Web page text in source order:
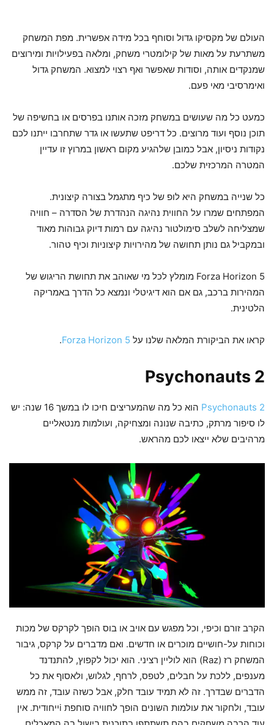
העולם של מקסיקו גדול וסוחף בכל מידה אפשרית. מפת המשחק
משתרעת על מאות של קילומטרי משחק, ומלאה בפעילויות ומירוצים
שמנקדים אותה, וסודות שאפשר ואף רצוי למצוא. המשחק גדול
ואימרסיבי מאי פעם.
כמעט כל מה שעושים במשחק מזכה אותנו בפרסים או בחשיפה של
תוכן נוסף ועוד מרוצים. כל דריפט שתעשו או גדר שתחרבו ייתנו לכם
נקודות ניסיון, אבל כמובן שלהגיע מקום ראשון במרוץ זו עדיין
המטרה המרכזית שלכם.
כל שנייה במשחק היא לופ של כיף מתגמל בצורה קיצונית.
המפתחים שמרו על החווית נהיגה הנהדרת של הסדרה – חוויה
שמצליחה לשלב סימולטור נהיגה עם רמות דיוק גבוהות מאוד
ובמקביל גם נותן תחושה של מהירויות קיצוניות וכיף טהור.
Forza Horizon 5 מומלץ לכל מי שאוהב את תחושת הריגוש של
המהירות ברכב, גם אם הוא דיגיטלי ונמצא כל הדרך באמריקה
הלטינית.
קראו את הביקורת המלאה שלנו על Forza Horizon 5
.
Psychonauts 2
Psychonauts 2
הוא כל מה שהמעריצים חיכו לו במשך 16 שנה: יש
לו סיפור מרתק, כתיבה שנונה ומצחיקה, ועולמות מנטאליים
מרהיבים שלא ייצאו לכם מהראש.
הקרב זורם וכיפי, וכל מפגש עם אויב או בוס הופך לקרקס של מכות
וכוחות על-חושיים מוכרים או חדשים. ואם מדברים על קרקס, גיבור
המשחק רז (Raz) הוא לוליין רציני. הוא יכול לקפוץ, להתנדנד
מענפים, ללכת על חבלים, לטפס, לרחף, לגלוש, ולאסוף את כל
הדברים שבדרך. זה לא תמיד עובד חלק, אבל כשזה עובד, זה ממש
עובד, ולחקור את עולמות השונים הופך לחוויה סוחפת iייחודית. אין